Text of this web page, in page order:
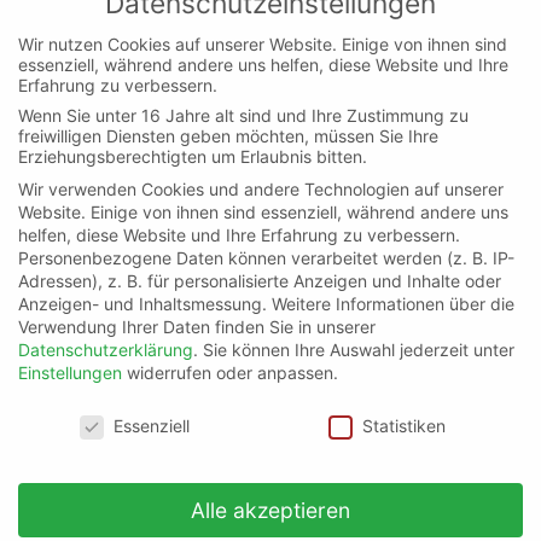
präzise, kontextbasierte Antworten, die
Verwendung von strukturierten Daten und die
Anpassung an diesemantische Bedeutung
Suchanfragen können Websites ihre Chancen auf
die 0. Position auch in Zeiten von Google AI
steigern.
Indem du diese neuen Technologien verstehst und
deine SEO-Strategien entsprechend anpasst,
kannst du sicherstellen, dass deine Inhalte
weiterhin die Sichtbarkeit und Relevanz in den
Suchergebnissen erhalten, die sie verdienen.
Fragen?
Ruf an!
Wir nutzen Cookies auf unserer Website. Einige von ihnen sind
essenziell, während andere uns helfen, diese Website und Ihre
Erfahrung zu verbessern.
Wenn Sie unter 16 Jahre alt sind und Ihre Zustimmung zu
freiwilligen Diensten geben möchten, müssen Sie Ihre
Erziehungsberechtigten um Erlaubnis bitten.
Wir verwenden Cookies und andere Technologien auf unserer
Website. Einige von ihnen sind essenziell, während andere uns
helfen, diese Website und Ihre Erfahrung zu verbessern.
Personenbezogene Daten können verarbeitet werden (z. B. IP-
Adressen), z. B. für personalisierte Anzeigen und Inhalte oder
Anzeigen- und Inhaltsmessung. Weitere Informationen über die
Verwendung Ihrer Daten finden Sie in unserer
Datenschutzerklärung. Sie können Ihre Auswahl jederzeit unter
Einstellungen widerrufen oder anpassen.
Essenziell
Statistiken
Alle akzeptieren